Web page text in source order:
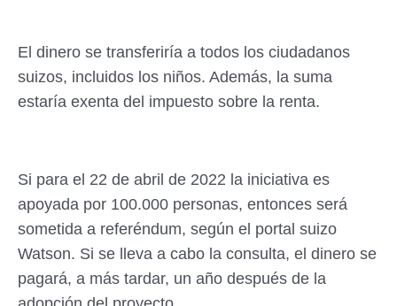
El dinero se transferiría a todos los ciudadanos
suizos, incluidos los niños. Además, la suma
estaría exenta del impuesto sobre la renta.
Si para el 22 de abril de 2022 la iniciativa es
apoyada por 100.000 personas, entonces será
sometida a referéndum, según el portal suizo
Watson. Si se lleva a cabo la consulta, el dinero se
pagará, a más tardar, un año después de la